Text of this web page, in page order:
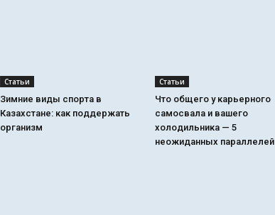
Статьи
Зимние виды спорта в
Казахстане: как поддержать
организм
Статьи
Что общего у карьерного
самосвала и вашего
холодильника — 5
неожиданных параллелей